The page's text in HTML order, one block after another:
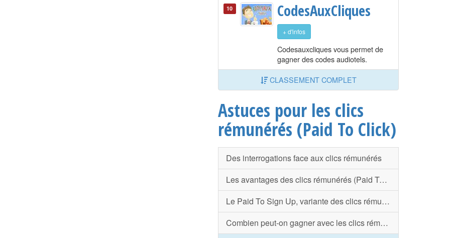
10 CodesAuxCliques
+ d'infos
Codesauxcliques vous permet de
gagner des codes audiotels.
CLASSEMENT COMPLET
Astuces pour les clics
rémunérés (Paid To Click)
Des interrogations face aux clics rémunérés
Les avantages des clics rémunérés (Paid To Click)
Le Paid To Sign Up, variante des clics rémunérés
Combien peut-on gagner avec les clics rémunérés ? Attention aux arnaques